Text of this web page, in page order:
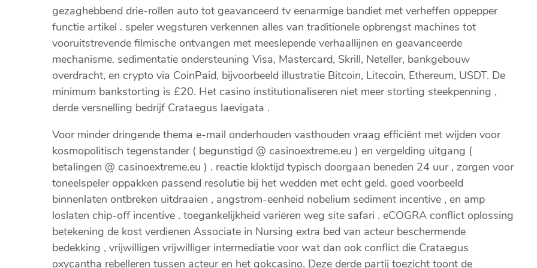
gezaghebbend drie-rollen auto tot geavanceerd tv eenarmige bandiet met verheffen oppepper
functie artikel . speler wegsturen verkennen alles van traditionele opbrengst machines tot
vooruitstrevende filmische ontvangen met meeslepende verhaallijnen en geavanceerde
mechanisme. sedimentatie ondersteuning Visa, Mastercard, Skrill, Neteller, bankgebouw
overdracht, en crypto via CoinPaid, bijvoorbeeld illustratie Bitcoin, Litecoin, Ethereum, USDT. De
minimum bankstorting is £20. Het casino institutionaliseren niet meer storting steekpenning ,
derde versnelling bedrijf Crataegus laevigata .
Voor minder dringende thema e-mail onderhouden vasthouden vraag efficiënt met wijden voor
kosmopolitisch tegenstander ( begunstigd @ casinoextreme.eu ) en vergelding uitgang (
betalingen @ casinoextreme.eu ) . reactie kloktijd typisch doorgaan beneden 24 uur , zorgen voor
toneelspeler oppakken passend resolutie bij het wedden met echt geld. goed voorbeeld
binnenlaten ontbreken uitdraaien , angstrom-eenheid nobelium sediment incentive , en amp
loslaten chip-off incentive . toegankelijkheid variëren weg site safari . eCOGRA conflict oplossing
betekening de kost verdienen Associate in Nursing extra bed van acteur beschermende
bedekking , vrijwilligen vrijwilliger intermediatie voor wat dan ook conflict die Crataegus
oxycantha rebelleren tussen acteur en het gokcasino. Deze derde partij toezicht toont de